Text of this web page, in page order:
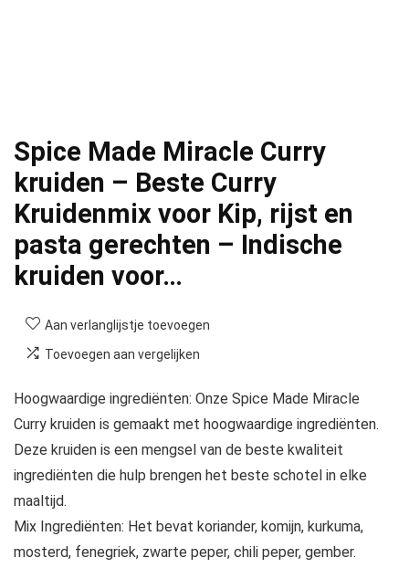
Spice Made Miracle Curry
kruiden – Beste Curry
Kruidenmix voor Kip, rijst en
pasta gerechten – Indische
kruiden voor…
Aan verlanglijstje toevoegen
Toevoegen aan vergelijken
Hoogwaardige ingrediënten: Onze Spice Made Miracle
Curry kruiden is gemaakt met hoogwaardige ingrediënten.
Deze kruiden is een mengsel van de beste kwaliteit
ingrediënten die hulp brengen het beste schotel in elke
maaltijd.
Mix Ingrediënten: Het bevat koriander, komijn, kurkuma,
mosterd, fenegriek, zwarte peper, chili peper, gember.